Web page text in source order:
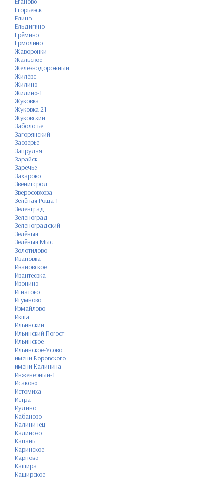
Егорьевск
Елино
Ельдигино
Ерёмино
Ермолино
Жаворонки
Жальское
Железнодорожный
Жилёво
Жилино
Жилино-1
Жуковка
Жуковка 21
Жуковский
Заболотье
Загорянский
Заозерье
Запрудня
Зарайск
Заречье
Захарово
Звенигород
Зверосовхоза
Зелёная Роща-1
Зеленград
Зеленоград
Зеленоградский
Зелёный
Зелёный Мыс
Золотилово
Ивановка
Ивановское
Ивантеевка
Ивонино
Игнатово
Игумново
Измайлово
Икша
Ильинский
Ильинский Погост
Ильинское
Ильинское-Усово
имени Воровского
имени Калинина
Инженерный-1
Исаково
Истомиха
Истра
Иудино
Кабаново
Калининец
Калиново
Капань
Каринское
Карпово
Кашира
Каширское